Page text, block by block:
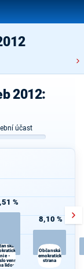
2012:
účast
%
a
-
lidová
8,10 %
Občanská
demokratická
strana